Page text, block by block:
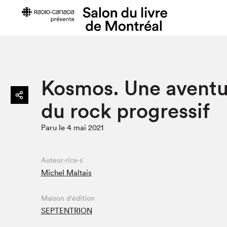
Horaires et tarifs
Plan du Salon
Se rendre au Salon
Code de conduite
Matinées
Projets partenaires
Kosmos. Une
du rock progressif
Paru le 4 mai 2021
Auteur·rice·s
Michel Maltais
Maison d'édition
SEPTENTRION